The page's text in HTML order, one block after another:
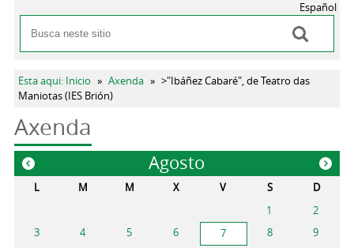
Formulario de busca
Buscar
Español
Vostede está aquí
Esta aqui: Inicio » Axenda » >"Ibáñez Cabaré", de Teatro das
Maniotas (IES Brión)
Axenda
Agosto
« »
L M M X V S
D
1
2
3
4 5 6 7 8
9